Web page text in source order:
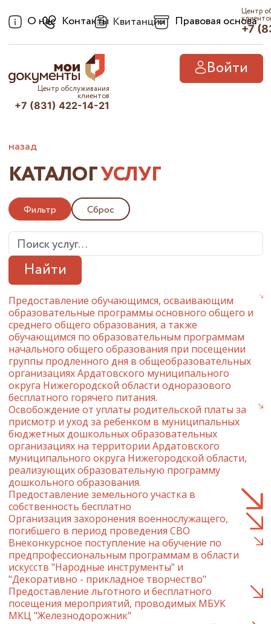
О нас Контакты Квитанции Правовая основа
Центр
+7
Войти
Центр обслуживания
клиентов
+7 (831) 422-14-21
назад
КАТАЛОГУСЛУГ
Фильтр Сброс
Найти
Предоставление обучающимся, осваивающим
образовательные программы основного общего и
среднего общего образования, а также
обучающимся по образовательным программам
начального общего образования при посещении
группы продленного дня в общеобразовательных
организациях Ардатовского муниципального
округа Нижегородской области одноразового
бесплатного горячего питания.
Освобождение от уплаты родительской платы за
присмотр и уход за ребенком в муниципальных
бюджетных дошкольных образовательных
организациях на территории Ардатовского
муниципального округа Нижегородской области,
реализующих образовательную программу
дошкольного образования.
Предоставление земельного участка в
собственность бесплатно
Организация захоронения военнослужащего,
погибшего в период проведения СВО
Внеконкурсное поступление на обучение по
предпрофессиональным программам в области
искусств "Народные инструменты" и
"Декоративно - прикладное творчество"
Предоставление льготного и бесплатного
посещения мероприятий, проводимых МБУК
МКЦ "Железнодорожник"